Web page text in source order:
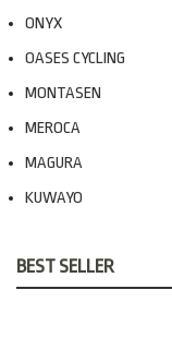
ONYX
OASES CYCLING
MONTASEN
MEROCA
MAGURA
KUWAYO
BEST SELLER